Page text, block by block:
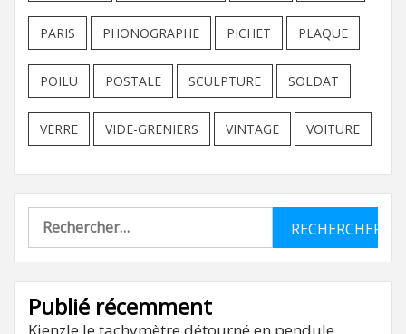
PARIS PHONOGRAPHE PICHET PLAQUE
POILU POSTALE SCULPTURE SOLDAT
VERRE VIDE-GRENIERS VINTAGE VOITURE
Rechercher :
Publié récemment
Kienzle le tachymètre détourné en pendule